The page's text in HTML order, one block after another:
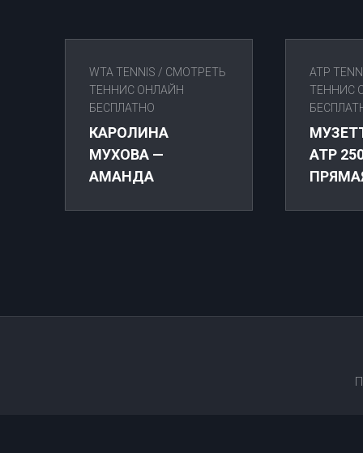
WTA TENNIS / СМОТРЕТЬ
ТЕННИС ОНЛАЙН
БЕСПЛАТНО
КАРОЛИНА
МУХОВА —
АМАНДА
ATP
ТЕННИС
ATP